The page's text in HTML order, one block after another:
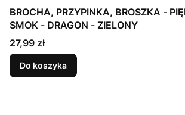
BROCHA, PRZYPINKA, BROSZKA -
SMOK - DRAGON - ZIELONY
Cena
27,99 zł
Do koszyka